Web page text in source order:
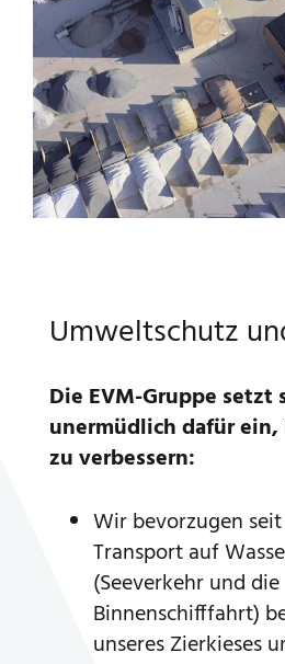
Umweltschutz
Die EVM-Gruppe setzt
unermüdlich dafür ein,
zu verbessern:
Wir bevorzugen
Transport auf
(Seeverkehr und die
Binnenschifffahrt)
unseres Zierkieses